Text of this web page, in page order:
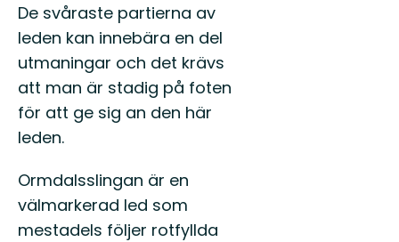
De svåraste partierna av
leden kan innebära en del
utmaningar och det krävs
att man är stadig på foten
för att ge sig an den här
leden.
Ormdalsslingan är en
välmarkerad led som
mestadels följer rotfyllda